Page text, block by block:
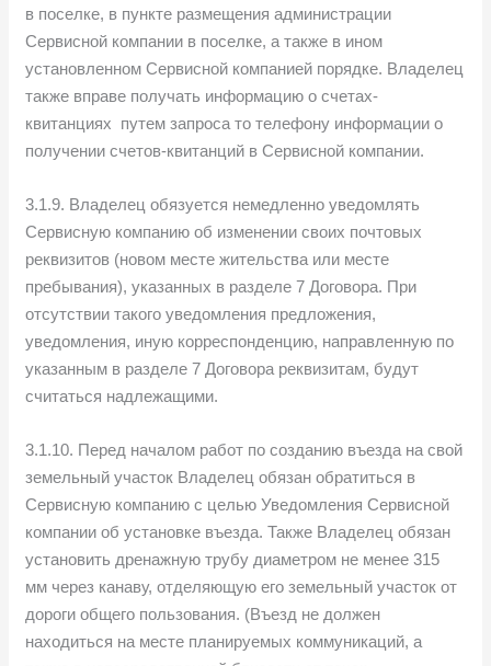
в поселке, в пункте размещения администрации
Сервисной компании в поселке, а также в ином
установленном Сервисной компанией порядке. Владелец
также вправе получать информацию о счетах-
квитанциях путем запроса то телефону информации о
получении счетов-квитанций в Сервисной компании.
3.1.9. Владелец обязуется немедленно уведомлять
Сервисную компанию об изменении своих почтовых
реквизитов (новом месте жительства или месте
пребывания), указанных в разделе 7 Договора. При
отсутствии такого уведомления предложения,
уведомления, иную корреспонденцию, направленную по
указанным в разделе 7 Договора реквизитам, будут
считаться надлежащими.
3.1.10. Перед началом работ по созданию въезда на свой
земельный участок Владелец обязан обратиться в
Сервисную компанию с целью Уведомления Сервисной
компании об установке въезда. Также Владелец обязан
установить дренажную трубу диаметром не менее 315
мм через канаву, отделяющую его земельный участок от
дороги общего пользования. (Въезд не должен
находиться на месте планируемых коммуникаций, а